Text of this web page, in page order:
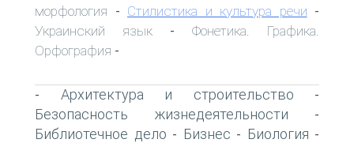
морфология - Стилистика и культура речи -
Украинский язык - Фонетика. Графика.
Орфография -
- Архитектура и строительство -
Безопасность жизнедеятельности -
Библиотечное дело - Бизнес - Биология -